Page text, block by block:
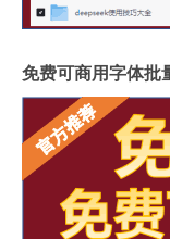
免费可商用字体批